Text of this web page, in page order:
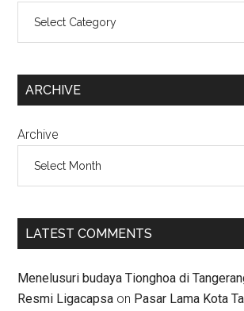
ARCHIVE
Archive
LATEST COMMENTS
Menelusuri budaya Tionghoa di
Resmi Ligacapsa on Pasar Lama Kota